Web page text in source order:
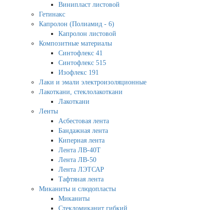
Винипласт листовой
Гетинакс
Капролон (Полиамид - 6)
Капролон листовой
Композитные материалы
Синтофлекс 41
Синтофлекс 515
Изофлекс 191
Лаки и эмали электроизоляционные
Лакоткани, стеклолакоткани
Лакоткани
Ленты
Асбестовая лента
Бандажная лента
Киперная лента
Лента ЛВ-40Т
Лента ЛВ-50
Лента ЛЭТСАР
Тафтяная лента
Миканиты и слюдопласты
Миканиты
Стекломиканит гибкий